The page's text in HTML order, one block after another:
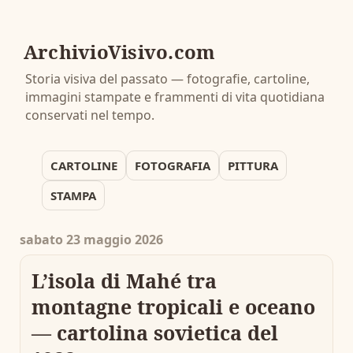
ArchivioVisivo.com
Storia visiva del passato — fotografie, cartoline,
immagini stampate e frammenti di vita quotidiana
conservati nel tempo.
CARTOLINE FOTOGRAFIA
PITTURA
STAMPA
sabato 23 maggio 2026
L’isola di Mahé tra
montagne tropicali e oceano
— cartolina sovietica del